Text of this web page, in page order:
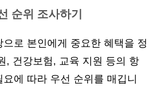
순위 조사하기
로 본인에게 중요한 혜택을 정
, 건강보험, 교육 지원 등의 항
에 따라 우선 순위를 매깁니